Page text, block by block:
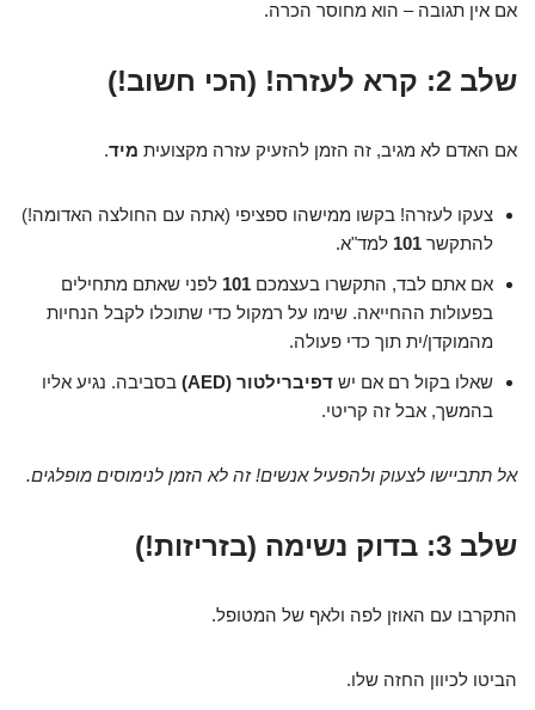
אם אין תגובה – הוא מחוסר הכרה.
שלב 2: קרא לעזרה! (הכי חשוב!)
אם האדם לא מגיב, זה הזמן להזעיק עזרה מקצועית מיד.
צעקו לעזרה! בקשו ממישהו ספציפי (אתה עם החולצה האדומה!)
להתקשר 101 למד"א.
אם אתם לבד, התקשרו בעצמכם 101 לפני שאתם מתחילים
בפעולות ההחייאה. שימו על רמקול כדי שתוכלו לקבל הנחיות
מהמוקדן/ית תוך כדי פעולה.
שאלו בקול רם אם יש דפיברילטור (AED)
בסביבה. נגיע אליו
בהמשך, אבל זה קריטי.
אל תתביישו לצעוק ולהפעיל אנשים! זה לא הזמן לנימוסים מופלגים.
שלב 3: בדוק נשימה (בזריזות!)
התקרבו עם האוזן לפה ולאף של המטופל.
הביטו לכיוון החזה שלו.